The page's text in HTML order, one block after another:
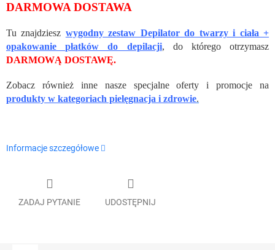
DARMOWA DOSTAWA
Tu znajdziesz wygodny zestaw Depilator do twarzy i ciała +
opakowanie płatków do depilacji, do którego otrzymasz
DARMOWĄ DOSTAWĘ.
Zobacz również inne nasze specjalne oferty i promocje na
produkty w kategoriach pielęgnacja i zdrowie.
Informacje szczegółowe
ZADAJ PYTANIE UDOSTĘPNIJ